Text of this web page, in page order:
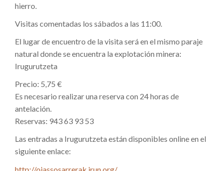
hierro.
Visitas comentadas los sábados a las 11:00.
El lugar de encuentro de la visita será en el mismo paraje
natural donde se encuentra la explotación minera:
Irugurutzeta
Precio: 5,75 €
Es necesario realizar una reserva con 24 horas de
antelación.
Reservas: 943 63 93 53
Las entradas a Irugurutzeta están disponibles online en el
siguiente enlace:
http://oiassosarrerak.irun.org/